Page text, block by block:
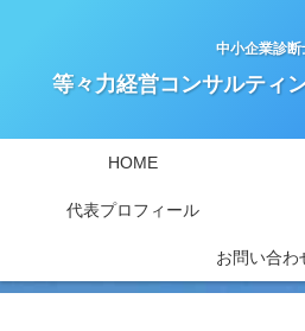
中小企業診断
等々力経営コンサルティ
HOME
代表プロフィール
お問い合わ